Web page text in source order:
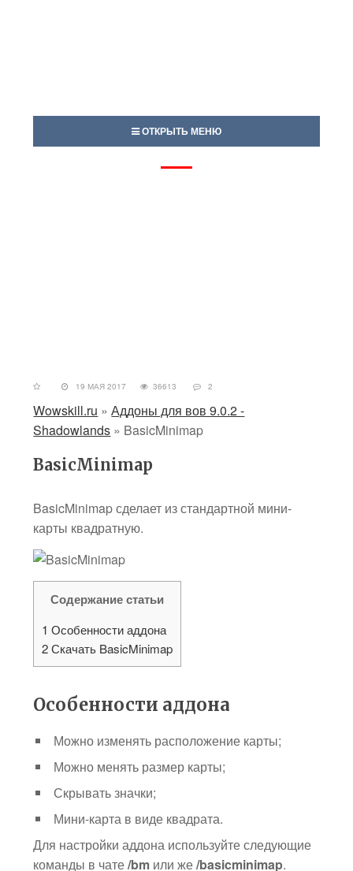
ОТКРЫТЬ МЕНЮ
19 МАЯ 2017 36613 2
Wowskill.ru »Аддоны для вов 9.0.2 -
Shadowlands » BasicMinimap
BasicMinimap
BasicMinimap сделает из стандартной мини-
карты квадратную.
Содержание статьи
1 Особенности аддона
2Скачать BasicMinimap
Особенности аддона
Можно изменять расположение карты;
Можно менять размер карты;
Скрывать значки;
Мини-карта в виде квадрата.
Для настройки аддона используйте следующие
команды в чате/bm или же/basicminimap.